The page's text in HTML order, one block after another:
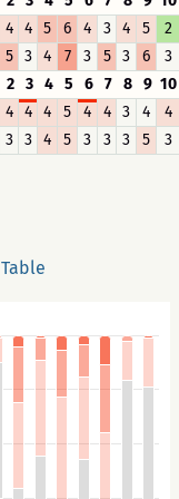
4 4 5 6 4 3 4 5
2
5 3 4 7 3 5 3 6
3
2 3 4 5 6 7 8 9 10
4 4 4 5 4 4 3 4
4
3 3 4 5 3 3 3 5 3
Table